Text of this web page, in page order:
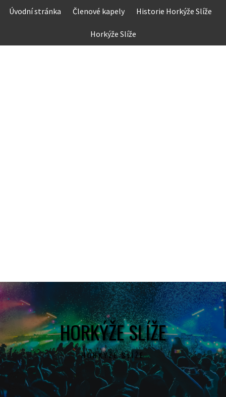
Skip
Úvodní stránka Členové kapely Historie Horkýže Slíže
Horkýže Slíže
HORKÝŽE SLÍŽE
HORKÝŽE SLÍŽE